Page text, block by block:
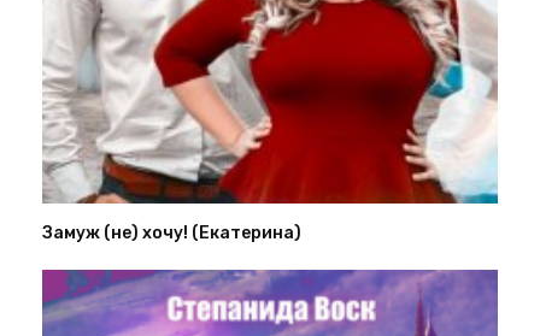
Замуж (не) хочу! (Екатерина)